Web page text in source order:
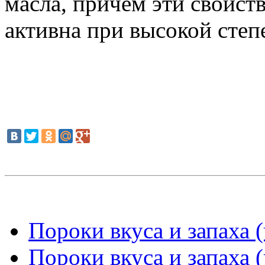
активна при высокой
Пороки вкуса и запаха
Пороки вкуса и запаха